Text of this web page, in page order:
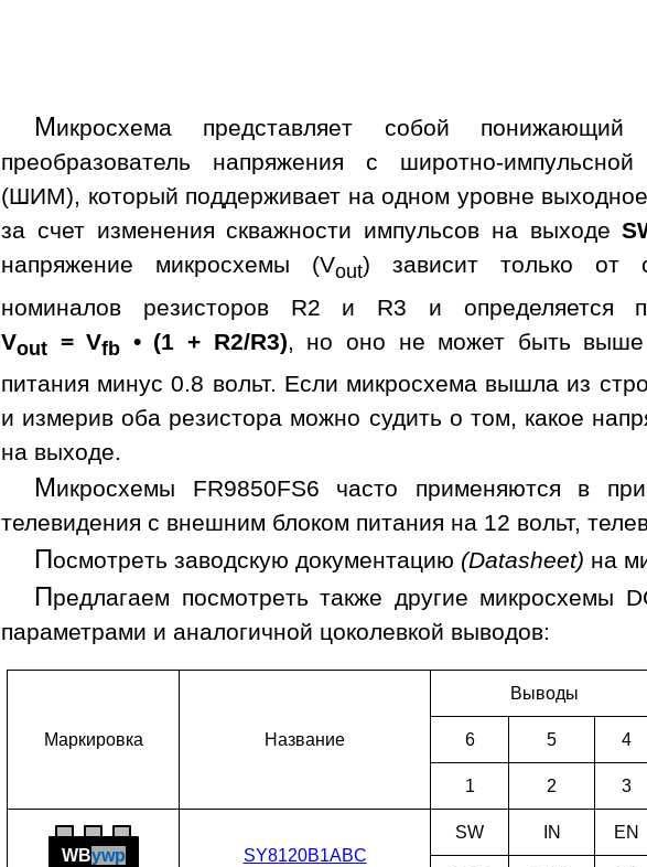
Микросхема представляет собой понижающий
преобразователь напряжения с широтно-импульсной
(ШИМ), который поддерживает на одном уровне
за счет изменения скважности импульсов на выходе
напряжение микросхемы (Vout) зависит только от
номиналов резисторов R2 и R3 и определяется
Vout = Vfb • (1 + R2/R3) , но оно не может быть выше
питания минус 0.8 вольт. Если микросхема вышла из
и измерив оба резистора можно судить о том, какое
на выходе.
Микросхемы FR9850FS6 часто применяются в
телевидения с внешним блоком питания на 12 вольт,
Посмотреть заводскую документацию (Datasheet) на
Предлагаем посмотреть также другие микросхемы
параметрами и аналогичной цоколевкой выводов:
Мар­ки­ров­ка Наз­ва­ние
Выводы
6
5 4
1 2 3
WBywp SY8120B1ABC
SW IN
EN